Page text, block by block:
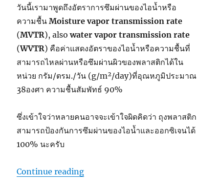
วันนี้เรามาพูดถึงอัตราการซึมผ่านของไอน้ำหรือ
ความชื้นMoisture vapor transmission rate
(MVTR), alsowater vapor transmission rate
(WVTR) คือค่าแสดงอัตราของไอน้ำหรือความชื้นที่
สามารถไหลผ่านหรือซึมผ่านผิวของพลาสติกได้ใน
หน่วย กรัม/ตรม./วัน (g/m²/day)ที่อุณหภูมิประมาณ
38องศา ความชื้นสัมพัทธ์ 90%
ซึ่งเข้าใจว่าหลายคนอาจจะเข้าใจผิดคิดว่า ถุงพลาสติก
สามารถป้องกันการซึมผ่านของไอน้ำและออกซิเจนได้
100% นะครับ
Continue reading“อัตราการซึมผ่านของไอน้ำ(MVTR)”